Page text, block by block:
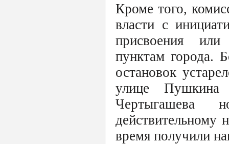
Кроме того,
власти с
присвоения или
пунктам города.
остановок
улице Пушкина
Чертыгашева
действительному
время получили